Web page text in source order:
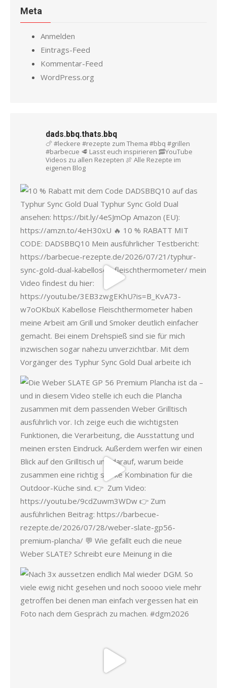
Meta
Anmelden
Eintrags-Feed
Kommentar-Feed
WordPress.org
dads.bbq.thats.bbq
🍗 #leckere #rezepte zum Thema #bbq #grillen
#barbecue 🥩 Lasst euch inspirieren 🥓YouTube
Videos zu allen Rezepten 🍖 Alle Rezepte im
eigenen Blog